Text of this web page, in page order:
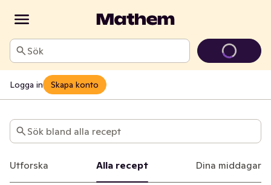
Sök
Logga in Skapa konto
Recept
Sök bland alla recept
Utforska Alla recept Dina middagar